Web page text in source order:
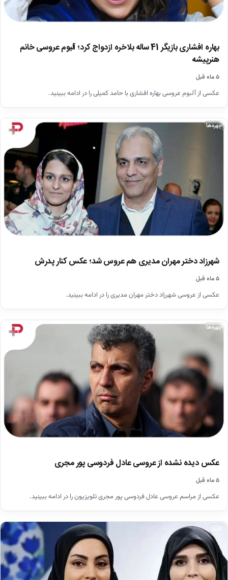
بهاره افشاری بازیگر 41 ساله بلاخره ازدواج کرد؛ آلبوم عروسی خانم
هنرپیشه
۵ ماه قبل
عکسی از آلبوم عروسی بهاره افشاری با حامد کمیلی را در ادامه ببینید.
چهره‌ها
شهرزاد دختر مهران مدیری هم عروس شد؛ عکس کنار پدرش
۵ ماه قبل
عکسی از عروسی شهرزاد دختر مهران مدیری را در ادامه ببینید.
چهره‌ها
عکس دیده نشده از عروسی عادل فردوسی پور مجری
۵ ماه قبل
عکسی از مراسم عروسی عادل فردوسی‌ پور مجری تلویزیون را در ادامه ببینید.